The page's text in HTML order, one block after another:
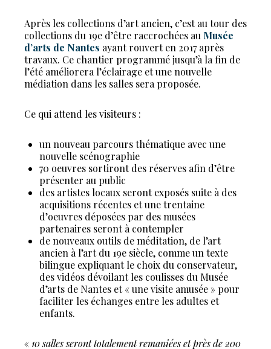
Après les collections d’art ancien, c’est au tour des
collections du 19e d’être raccrochées au Musée
d’arts de Nantes ayant rouvert en 2017 après
travaux. Ce chantier programmé jusqu’à la fin de
l’été améliorera l’éclairage et une nouvelle
médiation dans les salles sera proposée.
Ce qui attend les visiteurs :
un nouveau parcours thématique avec une
nouvelle scénographie
70 oeuvres sortiront des réserves afin d’être
présenter au public
des artistes locaux seront exposés suite à des
acquisitions récentes et une trentaine
d’oeuvres déposées par des musées
partenaires seront à contempler
de nouveaux outils de méditation, de l’art
ancien à l’art du 19e siècle, comme un texte
bilingue expliquant le choix du conservateur,
des vidéos dévoilant les coulisses du Musée
d’arts de Nantes et « une visite amusée » pour
faciliter les échanges entre les adultes et
enfants.
« 10 salles seront totalement remaniées et près de 200